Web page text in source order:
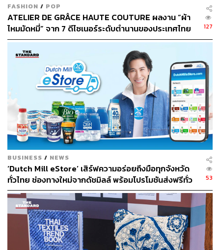
นับเป็นครั้งแรกของไทยที่มีผู้ทรงคุณวุฒิจากทั่วโลกที่อยู่ใน
EcosystemของอุตสาหกรรมSustainable Tourismมาร่วม
Alert! ย้ำเตือนผู้ประกอบการไทยให้เล็งเห็นความจำเป็นเร่ง
ด่วนในการเตรียมตัวรับมือกับกฎกติกาใหม่ของโลก
แชร์ข้อมูลเพื่อให้ผู้ประกอบการ Actionอย่างมีกลยุทธ์ด้วย
ความพร้อมสูงสุดที่จะรับมือกับทุกความท้าทายของ‘ตลาดสี
เขียว
FASHION / POP
ATELIER DE GRÂCE HAUTE COUTURE ผลงาน “ผ้า
ไหมมัดหมี่” จาก 7 ดีไซเนอร์ระดับตำนานของประเทศไทย
127
BUSINESS / NEWS
‘Dutch Mill eStore’ เสิร์ฟความอร่อยถึงมือทุกจังหวัด
ทั่วไทย ช่องทางใหม่จากดัชมิลล์ พร้อมโปรโมชันส่งฟรีทั่ว
ประเทศ ส่งไว สั่งก่อนเที่ยง ได้ของวันถัดไป ส่งสินค้าแบบ
เย็นตรงจากโรงงาน [ADVERTORIAL]
53